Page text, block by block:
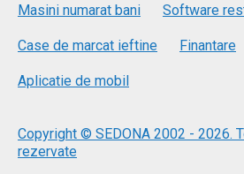
Masini numarat bani Software
Case de marcat ieftine Finantare
Aplicatie de mobil
Copyright © SEDONA 2002 - 2026.
rezervate